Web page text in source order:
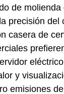
de molienda
precisión
casera de
y
emisiones